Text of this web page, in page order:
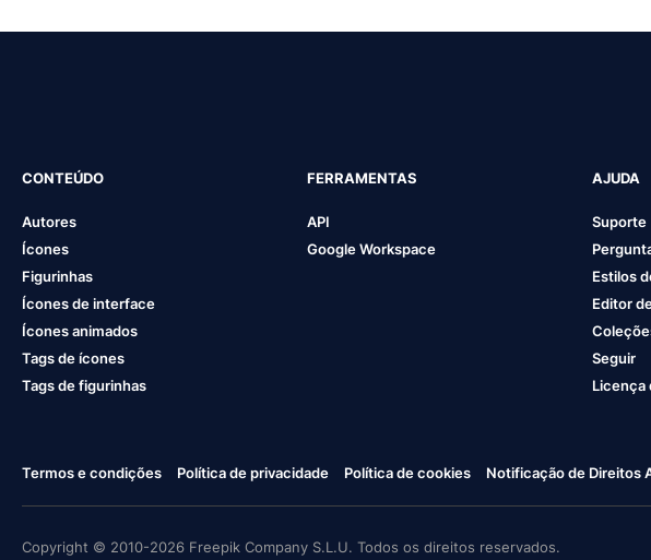
CONTEÚDO
Autores
Ícones
Figurinhas
Ícones de interface
Ícones animados
Tags de ícones
Tags de figurinhas
FERRAMENTAS
API
Google Workspace
AJUDA
Suporte
Estilos
Editor
Seguir
Licença
Termos e condições Política de privacidade Política de cookies Notificação de Direitos
Copyright © 2010-2026 Freepik Company S.L.U. Todos os direitos reservados.